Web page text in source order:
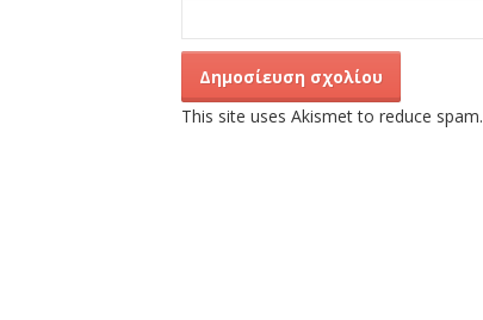
This site uses Akismet to reduce spam.